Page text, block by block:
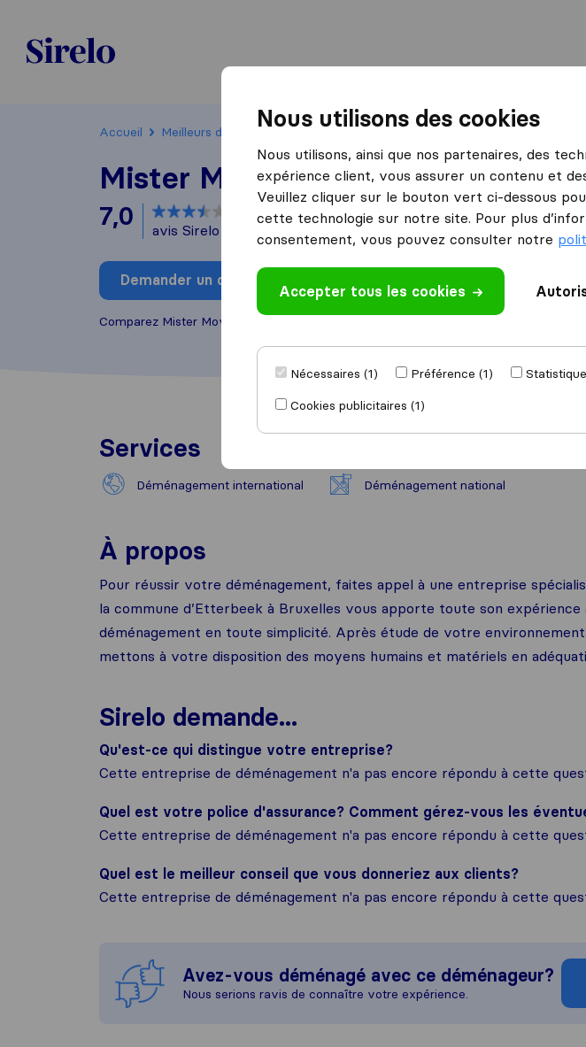
Sirelo.be
Accueil Meilleurs déménageurs en Belgique Brussels Mister Move
Mister Move
7,0 basé sur 16
avis Sirelo et Google
Demander un devis Rédiger un avis
Comparez Mister Move avec d'autres
Au
Services
Déménagement international Déménagement national
À propos
Pour réussir votre déménagement, faites appel à une entreprise
la commune d’Etterbeek à Bruxelles vous apporte toute son
déménagement en toute simplicité. Après étude de votre
mettons à votre disposition des moyens humains et matériels en
Sirelo demande...
Qu'est-ce qui distingue votre entreprise?
Cette entreprise de déménagement n'a pas encore répondu à cette
Quel est votre police d'assurance? Comment gérez-vous les
Cette entreprise de déménagement n'a pas encore répondu à cette
Quel est le meilleur conseil que vous donneriez aux clients?
Cette entreprise de déménagement n'a pas encore répondu à cette
Avez-vous déménagé avec ce déménageur?
Nous serions ravis de connaître votre expérience.
Nous utilisons des cookies
Nous utilisons, ainsi que nos partenaires, des
expérience client, vous assurer un contenu et
Veuillez cliquer sur le bouton vert ci-dessous
cette technologie sur notre site. Pour plus
consentement, vous pouvez consulter notre
Accepter tous les cookies
Nécessaires (1) Préférence (1)
Cookies publicitaires (1)